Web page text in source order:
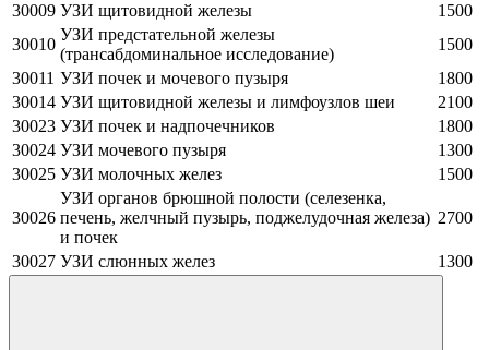
30009 УЗИ щитовидной железы
1500
30010
УЗИ предстательной железы
(трансабдоминальное исследование)
1500
30011 УЗИ почек и мочевого пузыря
1800
30014 УЗИ щитовидной железы и лимфоузлов шеи
2100
30023 УЗИ почек и надпочечников
1800
30024 УЗИ мочевого пузыря
1300
30025 УЗИ молочных желез 1500
30026
УЗИ органов брюшной полости (селезенка,
печень, желчный пузырь, поджелудочная железа)
и почек
2700
30027 УЗИ слюнных желез 1300